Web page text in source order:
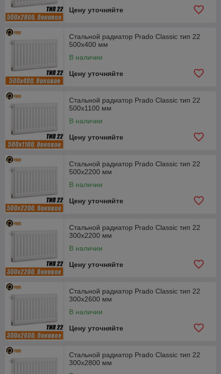
Цену уточняйте
Стальной радиатор Prado Classic тип 22
500x400 мм
В наличии
Цену уточняйте
Стальной радиатор Prado Classic тип 22
500x1100 мм
В наличии
Цену уточняйте
Стальной радиатор Prado Classic тип 22
500x2200 мм
В наличии
Цену уточняйте
Стальной радиатор Prado Classic тип 22
300x2200 мм
В наличии
Цену уточняйте
Стальной радиатор Prado Classic тип 22
300x2600 мм
В наличии
Цену уточняйте
Стальной радиатор Prado Classic тип 22
300x2800 мм